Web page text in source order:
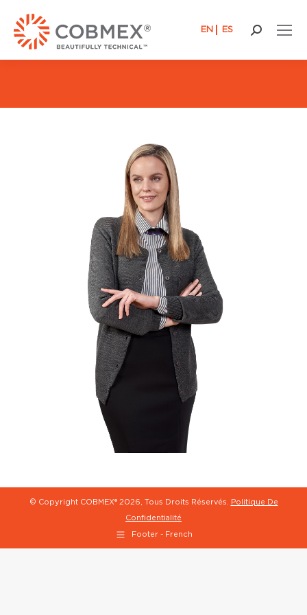
EN ES
© Copyright COBMEX® 2026, Tous Droits Réservés. Politique De
Confidentialité
Footer - French